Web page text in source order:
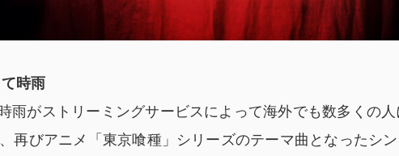
時雨
雨がストリーミングサービスによって海外でも数多くの
再びアニメ「東京喰種」シリーズのテーマ曲となったシ